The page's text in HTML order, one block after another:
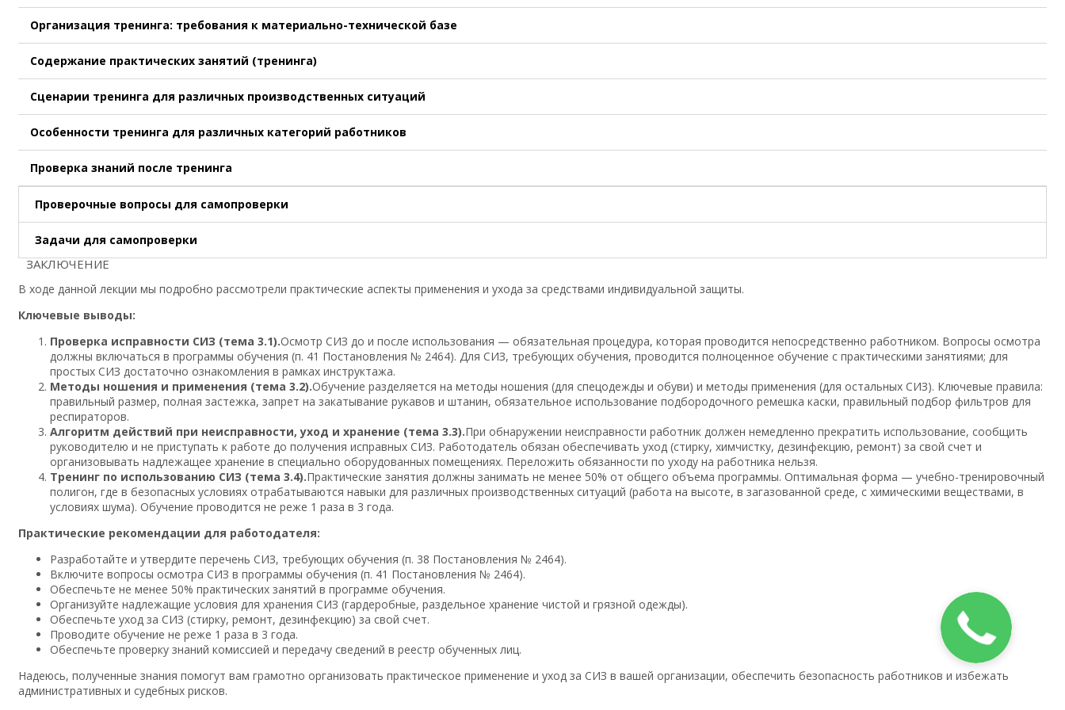
Организация тренинга: требования к материально-технической базе
Содержание практических занятий (тренинга)
Сценарии тренинга для различных производственных ситуаций
Особенности тренинга для различных категорий работников
Проверка знаний после тренинга
Проверочные вопросы для самопроверки
Задачи для самопроверки
ЗАКЛЮЧЕНИЕ
В ходе данной лекции мы подробно рассмотрели практические аспекты применения и ухода за средствами индивидуальной защиты.
Ключевые выводы:
Проверка исправности СИЗ (тема 3.1).Осмотр СИЗ до и после использования — обязательная процедура, которая проводится непосредственно работником. Вопросы осмотра
должны включаться в программы обучения (п. 41 Постановления № 2464). Для СИЗ, требующих обучения, проводится полноценное обучение с практическими занятиями; для
простых СИЗ достаточно ознакомления в рамках инструктажа.
Методы ношения и применения (тема 3.2).Обучение разделяется на методы ношения (для спецодежды и обуви) и методы применения (для остальных СИЗ). Ключевые правила:
правильный размер, полная застежка, запрет на закатывание рукавов и штанин, обязательное использование подбородочного ремешка каски, правильный подбор фильтров для
респираторов.
Алгоритм действий при неисправности, уход и хранение (тема 3.3).При обнаружении неисправности работник должен немедленно прекратить использование, сообщить
руководителю и не приступать к работе до получения исправных СИЗ. Работодатель обязан обеспечивать уход (стирку, химчистку, дезинфекцию, ремонт) за свой счет и
организовывать надлежащее хранение в специально оборудованных помещениях. Переложить обязанности по уходу на работника нельзя.
Тренинг по использованию СИЗ (тема 3.4).Практические занятия должны занимать не менее 50% от общего объема программы. Оптимальная форма — учебно-тренировочный
полигон, где в безопасных условиях отрабатываются навыки для различных производственных ситуаций (работа на высоте, в загазованной среде, с химическими веществами, в
условиях шума). Обучение проводится не реже 1 раза в 3 года.
Практические рекомендации для работодателя:
Разработайте и утвердите перечень СИЗ, требующих обучения (п. 38 Постановления № 2464).
Включите вопросы осмотра СИЗ в программы обучения (п. 41 Постановления № 2464).
Обеспечьте не менее 50% практических занятий в программе обучения.
Организуйте надлежащие условия для хранения СИЗ (гардеробные, раздельное хранение чистой и грязной одежды).
Обеспечьте уход за СИЗ (стирку, ремонт, дезинфекцию) за свой счет.
Проводите обучение не реже 1 раза в 3 года.
Обеспечьте проверку знаний комиссией и передачу сведений в реестр обученных лиц.
Надеюсь, полученные знания помогут вам грамотно организовать практическое применение и уход за СИЗ в вашей организации, обеспечить безопасность работников и избежать
административных и судебных рисков.